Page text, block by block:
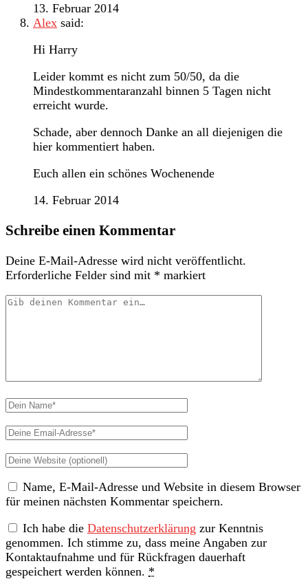
13. Februar 2014
Alex said:
Hi Harry
Leider kommt es nicht zum 50/50, da die
Mindestkommentaranzahl binnen 5 Tagen nicht
erreicht wurde.
Schade, aber dennoch Danke an all diejenigen die
hier kommentiert haben.
Euch allen ein schönes Wochenende
14. Februar 2014
Schreibe einen Kommentar
Deine E-Mail-Adresse wird nicht veröffentlicht.
Erforderliche Felder sind mit * markiert
Dein
Dein
Deine
Adresse
Deine
(nicht
erforderlich)
Name, E-Mail-Adresse und Website in diesem Browser
für meinen nächsten Kommentar speichern.
Ich habe die Datenschutzerklärung zur Kenntnis
genommen. Ich stimme zu, dass meine Angaben zur
Kontaktaufnahme und für Rückfragen dauerhaft
gespeichert werden können. *